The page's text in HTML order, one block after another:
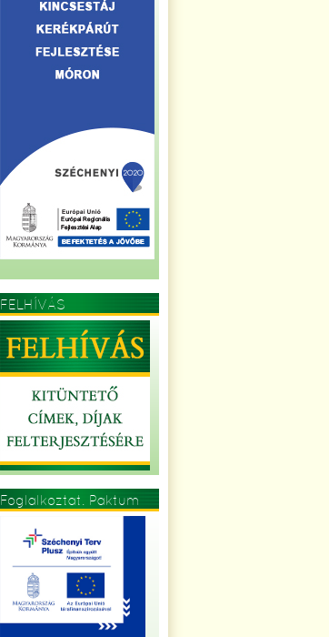
FELHÍVÁS
Foglalkoztat. Paktum